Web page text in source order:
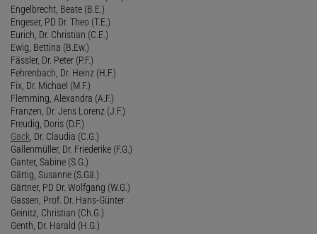
Engelbrecht, Beate (B.E.)
Engeser, PD Dr. Theo (T.E.)
Eurich, Dr. Christian (C.E.)
Ewig, Bettina (B.Ew.)
Fässler, Dr. Peter (P.F.)
Fehrenbach, Dr. Heinz (H.F.)
Fix, Dr. Michael (M.F.)
Flemming, Alexandra (A.F.)
Franzen, Dr. Jens Lorenz (J.F.)
Freudig, Doris (D.F.)
Gack , Dr. Claudia (C.G.)
Gallenmüller, Dr. Friederike (F.G.)
Ganter, Sabine (S.G.)
Gärtig, Susanne (S.Gä.)
Gärtner, PD Dr. Wolfgang (W.G.)
Gassen, Prof. Dr. Hans-Günter
Geinitz, Christian (Ch.G.)
Genth, Dr. Harald (H.G.)